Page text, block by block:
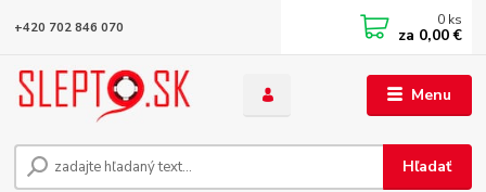
Menu
Hľadať
+420 702 846 070 0 ks
za 0,00 €